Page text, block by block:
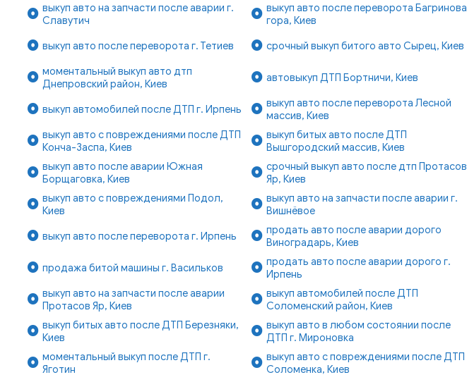
выкуп авто на запчасти после аварии г.
Славутич
выкуп авто после переворота Багринова
гора, Киев
выкуп авто после переворота г. Тетиев
срочный выкуп битого авто Сырец, Киев
моментальный выкуп авто дтп
Днепровский район, Киев
автовыкуп ДТП Бортничи, Киев
выкуп автомобилей после ДТП г. Ирпень
выкуп авто после переворота Лесной
массив, Киев
выкуп авто с повреждениями после ДТП
Конча-Заспа, Киев
выкуп битых авто после ДТП
Вышгородский массив, Киев
выкуп авто после аварии Южная
Борщаговка, Киев
срочный выкуп авто после дтп Протасов
Яр, Киев
выкуп авто с повреждениями Подол,
Киев
выкуп авто на запчасти после аварии г.
Вишнёвое
выкуп авто после переворота г. Ирпень
продать авто после аварии дорого
Виноградарь, Киев
продажа битой машины г. Васильков
продать авто после аварии дорого г.
Ирпень
выкуп авто на запчасти после аварии
Протасов Яр, Киев
выкуп автомобилей после ДТП
Соломенский район, Киев
выкуп битых авто после ДТП Березняки,
Киев
выкуп авто в любом состоянии после
ДТП г. Мироновка
моментальный выкуп после ДТП г.
Яготин
выкуп авто с повреждениями после ДТП
Соломенка, Киев